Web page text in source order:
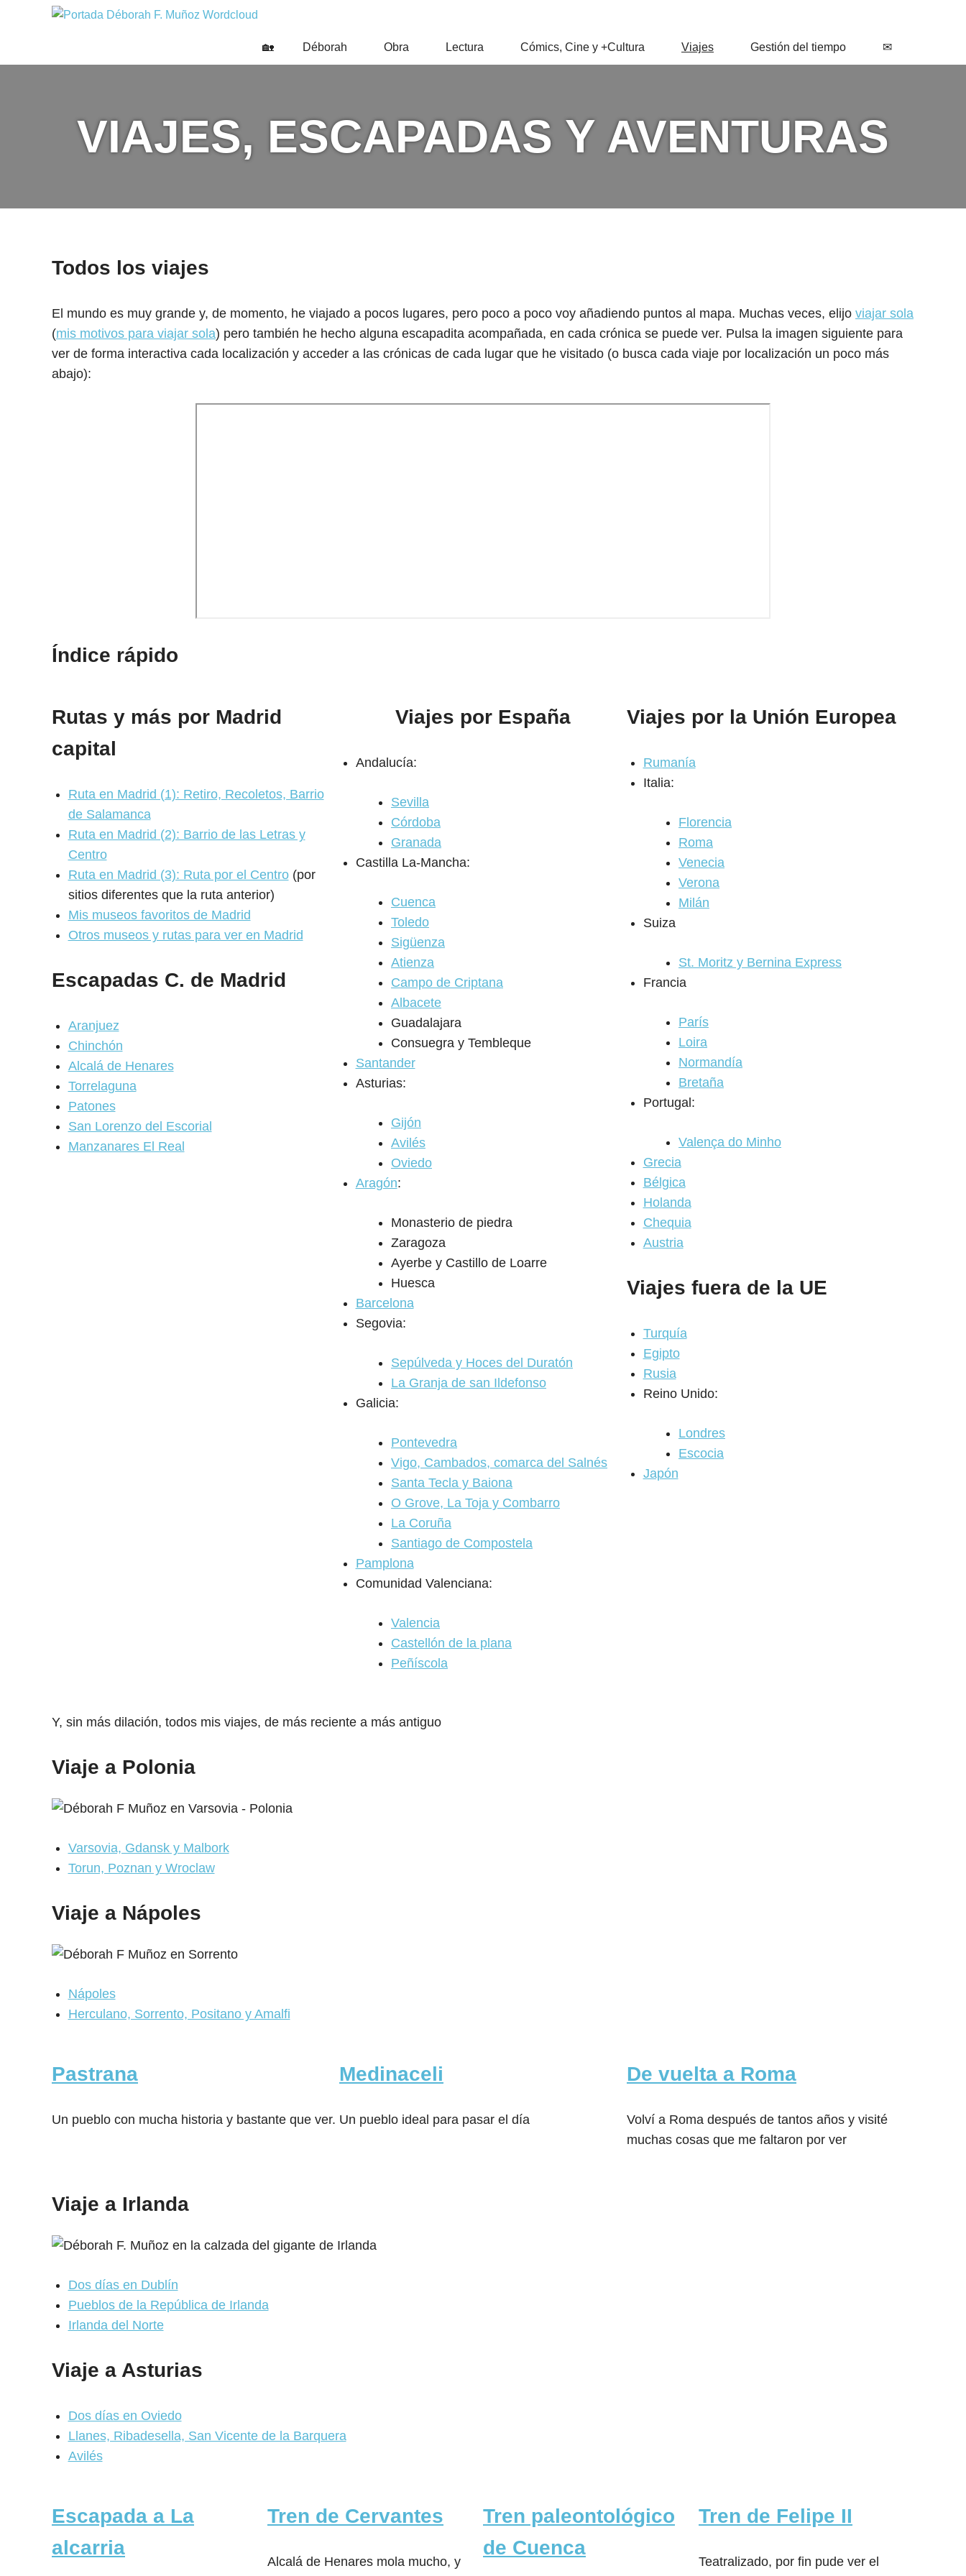
F.
🏡 Déborah Obra Lectura Cómics, Cine y +Cultura Viajes Gestión del tiempo ✉
VIAJES, ESCAPADAS Y AVENTURAS
Todos los viajes
El mundo es muy grande y, de momento, he viajado a pocos lugares, pero poco a poco voy añadiendo puntos al mapa. Muchas veces, elijo viajar sola
(mis motivos para viajar sola) pero también he hecho alguna escapadita acompañada, en cada crónica se puede ver. Pulsa la imagen siguiente para
ver de forma interactiva cada localización y acceder a las crónicas de cada lugar que he visitado (o busca cada viaje por localización un poco más
abajo):
Índice rápido
Rutas y más por Madrid
capital
Ruta en Madrid (1): Retiro, Recoletos, Barrio
de Salamanca
Ruta en Madrid (2): Barrio de las Letras y
Centro
Ruta en Madrid (3): Ruta por el Centro(por
sitios diferentes que la ruta anterior)
Mis museos favoritos de Madrid
Otros museos y rutas para ver en Madrid
Escapadas C. de Madrid
Aranjuez
Chinchón
Alcalá de Henares
Torrelaguna
Patones
San Lorenzo del Escorial
Manzanares El Real
Viajes por España
Andalucía:
Sevilla
Córdoba
Granada
Castilla La-Mancha:
Cuenca
Toledo
Sigüenza
Atienza
Campo de Criptana
Albacete
Guadalajara
Consuegra y Tembleque
Santander
Asturias:
Gijón
Avilés
Oviedo
Aragón:
Monasterio de piedra
Zaragoza
Ayerbe y Castillo de Loarre
Huesca
Barcelona
Segovia:
Sepúlveda y Hoces del Duratón
La Granja de san Ildefonso
Galicia:
Pontevedra
Vigo, Cambados, comarca del Salnés
Santa Tecla y Baiona
O Grove, La Toja y Combarro
La Coruña
Santiago de Compostela
Pamplona
Comunidad Valenciana:
Valencia
Castellón de la plana
Peñíscola
Viajes por la Unión Europea
Rumanía
Italia:
Florencia
Roma
Venecia
Verona
Milán
Suiza
St. Moritz y Bernina Express
Francia
París
Loira
Normandía
Bretaña
Portugal:
Valença do Minho
Grecia
Bélgica
Holanda
Chequia
Austria
Viajes fuera de la UE
Turquía
Egipto
Rusia
Reino Unido:
Londres
Escocia
Japón
Y, sin más dilación, todos mis viajes, de más reciente a más antiguo
Viaje a Polonia
Varsovia, Gdansk y Malbork
Torun, Poznan y Wroclaw
Viaje a Nápoles
Nápoles
Herculano, Sorrento, Positano y Amalfi
Pastrana
Un pueblo con mucha historia y bastante que ver.
Medinaceli
Un pueblo ideal para pasar el día
De vuelta a Roma
Volví a Roma después de tantos años y visité
muchas cosas que me faltaron por ver
Viaje a Irlanda
Dos días en Dublín
Pueblos de la República de Irlanda
Irlanda del Norte
Viaje a Asturias
Dos días en Oviedo
Llanes, Ribadesella, San Vicente de la Barquera
Avilés
Escapada a La
alcarria
Tren de Cervantes
Alcalá de Henares mola mucho, y
Tren paleontológico
de Cuenca
Tren de Felipe II
Teatralizado, por fin pude ver el